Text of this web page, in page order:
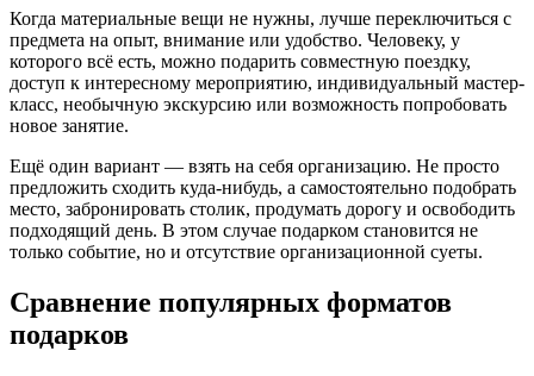
Когда материальные вещи не нужны, лучше переключиться с
предмета на опыт, внимание или удобство. Человеку, у
которого всё есть, можно подарить совместную поездку,
доступ к интересному мероприятию, индивидуальный мастер-
класс, необычную экскурсию или возможность попробовать
новое занятие.
Ещё один вариант — взять на себя организацию. Не просто
предложить сходить куда-нибудь, а самостоятельно подобрать
место, забронировать столик, продумать дорогу и освободить
подходящий день. В этом случае подарком становится не
только событие, но и отсутствие организационной суеты.
Сравнение популярных форматов
подарков